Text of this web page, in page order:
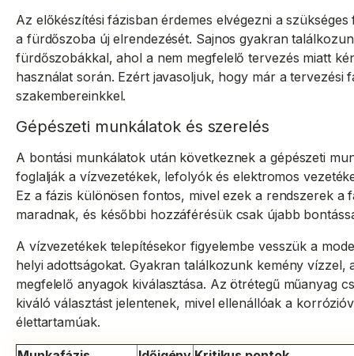
Az előkészítési fázisban érdemes elvégezni a
a fürdőszoba új elrendezését. Sajnos gyakran
fürdőszobákkal, ahol a nem megfelelő tervezés miatt
használat során. Ezért javasoljuk, hogy már a tervezési
szakembereinkkel.
Gépészeti munkálatok és szerelés
A bontási munkálatok után következnek a gépészeti
foglalják a vízvezetékek, lefolyók és elektromos
Ez a fázis különösen fontos, mivel ezek a rendszerek a
maradnak, és későbbi hozzáférésük csak újabb
A vízvezetékek telepítésekor figyelembe vesszük a
helyi adottságokat. Gyakran találkozunk kemény vízzel,
megfelelő anyagok kiválasztása. Az ötrétegű műanyag
kiváló választást jelentenek, mivel ellenállóak a
élettartamúak.